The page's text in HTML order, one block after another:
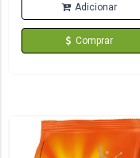
Adicionar
Comprar